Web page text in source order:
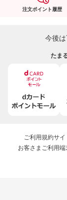
注文ポイント履歴
今後は
たま
ご利用規約サイ
お客さまご利用